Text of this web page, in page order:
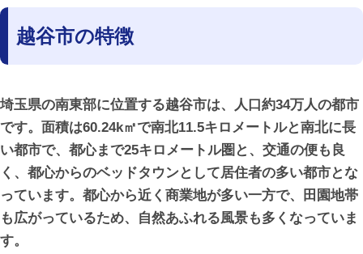
越谷市の特徴
埼玉県の南東部に位置する越谷市は、人口約34万人の都市
です。面積は60.24k㎡で南北11.5キロメートルと南北に長
い都市で、都心まで25キロメートル圏と、交通の便も良
く、都心からのベッドタウンとして居住者の多い都市とな
っています。都心から近く商業地が多い一方で、田園地帯
も広がっているため、自然あふれる風景も多くなっていま
す。